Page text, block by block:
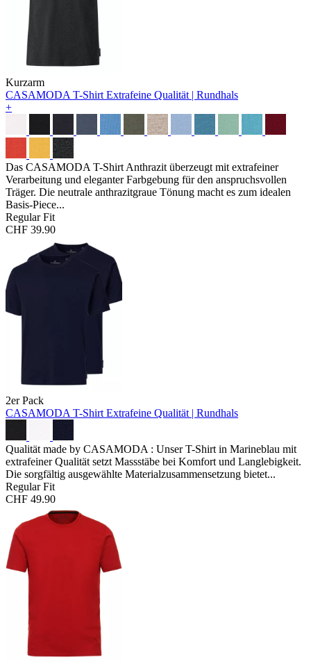
Kurzarm
CASAMODA T-Shirt Extrafeine Qualität | Rundhals
+
Das CASAMODA T-Shirt Anthrazit überzeugt mit extrafeiner
Verarbeitung und eleganter Farbgebung für den anspruchsvollen
Träger. Die neutrale anthrazitgraue Tönung macht es zum idealen
Basis-Piece...
Regular Fit
CHF 39.90
2er Pack
CASAMODA T-Shirt Extrafeine Qualität | Rundhals
Qualität made by CASAMODA : Unser T-Shirt in Marineblau mit
extrafeiner Qualität setzt Massstäbe bei Komfort und Langlebigkeit.
Die sorgfältig ausgewählte Materialzusammensetzung bietet...
Regular Fit
CHF 49.90